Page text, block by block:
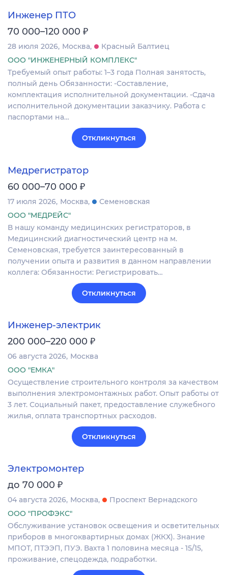
Инженер ПТО
70 000–120 000 ₽
28 июля 2026 Москва
Красный Балтиец
ООО "ИНЖЕНЕРНЫЙ КОМПЛЕКС"
Требуемый опыт работы: 1–3 года Полная занятость,
полный день Обязанности: -Составление,
комплектация исполнительной документации. -Сдача
исполнительной документации заказчику. Работа с
паспортами на…
Откликнуться
Медрегистратор
60 000–70 000 ₽
17 июля 2026 Москва
Семеновская
ООО "МЕДРЕЙС"
В нашу команду медицинских регистраторов, в
Медицинский диагностический центр на м.
Семеновская, требуется заинтересованный в
получении опыта и развития в данном направлении
коллега: Обязанности: Регистрировать…
Откликнуться
Инженер-электрик
200 000–220 000 ₽
06 августа 2026 Москва
ООО "ЕМКА"
Осуществление строительного контроля за качеством
выполнения электромонтажных работ. Опыт работы от
3 лет. Социальный пакет, предоставление служебного
жилья, оплата транспортных расходов.
Откликнуться
Электромонтер
до 70 000 ₽
04 августа 2026 Москва
Проспект Вернадского
ООО "ПРОФЭКС"
Обслуживание установок освещения и осветительных
приборов в многоквартирных домах (ЖКХ). Знание
МПОТ, ПТЭЭП, ПУЭ. Вахта 1 половина месяца - 15/15,
проживание, спецодежда, подработки.